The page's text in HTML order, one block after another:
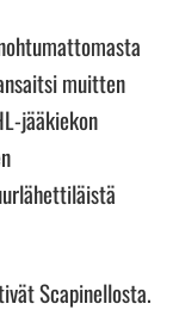
muitten
jääkiekon
Scapinellosta.